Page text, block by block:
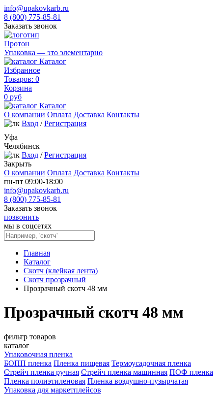
info@upakovkarb.ru
8 (800) 775-85-81
Заказать звонок
Протон
Упаковка — это элементарно
Каталог
Избранное
Товаров: 0
Корзина
0 руб
Каталог
О компании Оплата Доставка Контакты
Вход / Регистрация
Уфа
Челябинск
Вход / Регистрация
Закрыть
О компании Оплата Доставка Контакты
пн-пт 09:00-18:00
info@upakovkarb.ru
8 (800) 775-85-81
Заказать звонок
позвонить
мы в соцсетях
Главная
Каталог
Скотч (клейкая лента)
Скотч прозрачный
Прозрачный скотч 48 мм
Прозрачный скотч 48 мм
фильтр товаров
каталог
Упаковочная пленка
БОПП пленка Пленка пищевая Термоусадочная пленка
Стрейч пленка ручная Стрейч пленка машинная ПОФ пленка
Пленка полиэтиленовая Пленка воздушно-пузырчатая
Упаковка для маркетплейсов